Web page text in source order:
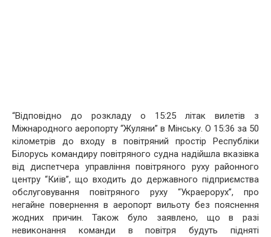
“Відповідно до розкладу о 15:25 літак вилетів з
Міжнародного аеропорту “Жуляни” в Мінську. О 15:36 за 50
кілометрів до входу в повітряний простір Республіки
Білорусь командиру повітряного судна надійшла вказівка
від диспетчера управління повітряного руху районного
центру “Київ”, що входить до державного підприємства
обслуговування повітряного руху “Украерорух”, про
негайне повернення в аеропорт вильоту без пояснення
жодних причин. Також було заявлено, що в разі
невиконання команди в повітря будуть підняті